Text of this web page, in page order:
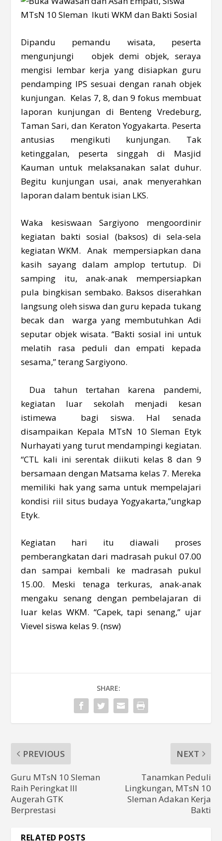
Dipandu pemandu wisata, peserta
mengunjungi objek demi objek, seraya
mengisi lembar kerja yang disiapkan guru
pendamping IPS sesuai dengan ranah objek
kunjungan. Kelas 7, 8, dan 9 fokus membuat
laporan kunjungan di Benteng Vredeburg,
Taman Sari, dan Keraton Yogyakarta. Peserta
antusias mengikuti kunjungan. Tak
ketinggalan, peserta singgah di Masjid
Kauman untuk melaksanakan salat duhur.
Begitu kunjungan usai, anak menyerahkan
laporan dalam bentuk isian LKS.
Waka kesiswaan Sargiyono mengoordinir
kegiatan bakti sosial (baksos) di sela-sela
kegiatan WKM. Anak mempersiapkan dana
kasih sayang dalam amplop tertutup. Di
samping itu, anak-anak mempersiapkan
pula bingkisan sembako. Baksos diserahkan
langsung oleh siswa dan guru kepada tukang
becak dan warga yang membutuhkan Adi
seputar objek wisata. “Bakti sosial ini untuk
melatih rasa peduli dan empati kepada
sesama,” terang Sargiyono.
Dua tahun tertahan karena pandemi,
kegiatan luar sekolah menjadi kesan
istimewa bagi siswa. Hal senada
disampaikan Kepala MTsN 10 Sleman Etyk
Nurhayati yang turut mendampingi kegiatan.
“CTL kali ini serentak diikuti kelas 8 dan 9
bersamaan dengan Matsama kelas 7. Mereka
memiliki hak yang sama untuk mempelajari
kondisi riil situs budaya Yogyakarta,”ungkap
Etyk.
Kegiatan hari itu diawali proses
pemberangkatan dari madrasah pukul 07.00
dan sampai kembali ke madrasah pukul
15.00. Meski tenaga terkuras, anak-anak
mengaku senang dengan pembelajaran di
luar kelas WKM. “Capek, tapi senang,” ujar
Vievel siswa kelas 9. (nsw)
SHARE:
PREVIOUS
Guru MTsN 10 Sleman
Raih Peringkat III
Augerah GTK
Berprestasi
NEXT
Tanamkan Peduli
Lingkungan, MTsN 10
Sleman Adakan Kerja
Bakti
RELATED POSTS